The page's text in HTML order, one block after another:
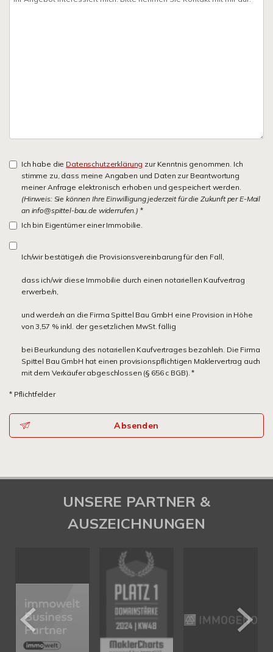
Ich habe die Datenschutzerklärung zur Kenntnis genommen. Ich
stimme zu, dass meine Angaben und Daten zur Beantwortung
meiner Anfrage elektronisch erhoben und gespeichert werden.
(Hinweis: Sie können Ihre Einwilligung jederzeit für die Zukunft per E-Mail
an info@spittel-bau.de widerrufen.) *
Ich bin Eigentümer einer Immobilie.
Ich/wir bestätige/n die Provisionsvereinbarung für den Fall,
dass ich/wir diese Immobilie durch einen notariellen Kaufvertrag
erwerbe/n,
und werde/n an die Firma Spittel Bau GmbH eine Provision in Höhe
von 3,57 % inkl. der gesetzlichen MwSt. fällig
bei Beurkundung des notariellen Kaufvertrages bezahle/n. Die Firma
Spittel Bau GmbH hat einen provisionspflichtigen Maklervertrag auch
mit dem Verkäufer abgeschlossen (§ 656 c BGB). *
* Pflichtfelder
Absenden
UNSERE PARTNER &
AUSZEICHNUNGEN